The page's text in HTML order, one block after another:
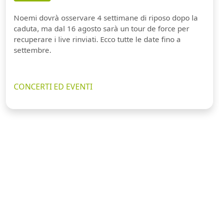
Noemi dovrà osservare 4 settimane di riposo dopo la
caduta, ma dal 16 agosto sarà un tour de force per
recuperare i live rinviati. Ecco tutte le date fino a
settembre.
CONCERTI ED EVENTI